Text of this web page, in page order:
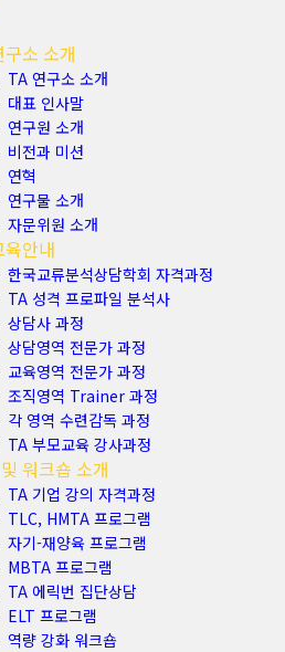
구소 소개
TA 연구소 소개
대표 인사말
연구원 소개
비전과 미션
연혁
연구물 소개
자문위원 소개
육안내
한국교류분석상담학회 자격과정
TA 성격 프로파일 분석사
상담사 과정
상담영역 전문가 과정
교육영역 전문가 과정
조직영역 Trainer 과정
각 영역 수련감독 과정
TA 부모교육 강사과정
워크숍 소개
TA 기업 강의 자격과정
TLC, HMTA 프로그램
자기-재양육 프로그램
MBTA 프로그램
TA 에릭번 집단상담
ELT 프로그램
역량 강화 워크숍